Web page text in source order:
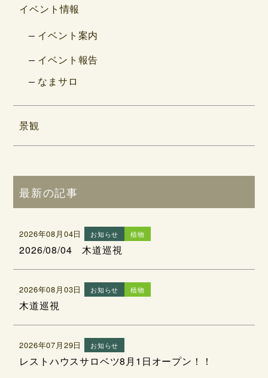
イベント情報
イベント案内
イベント報告
なまサロ
景観
最新の記事
2026年08月04日 お知らせ 植物
2026/08/04 木道巡視
2026年08月03日 お知らせ 植物
木道巡視
2026年07月29日 お知らせ
レストハウスサロベツ8月1日オープン！！